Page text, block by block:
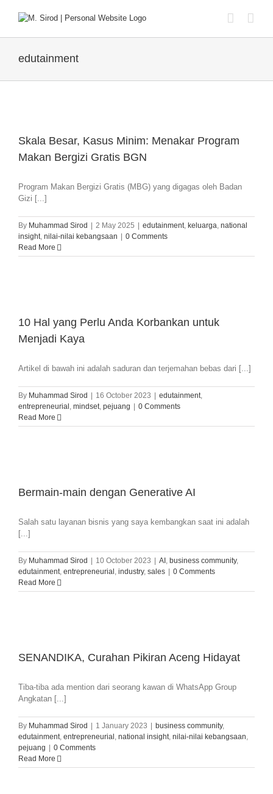
edutainment
Skala Besar, Kasus Minim: Menakar Program
Makan Bergizi Gratis BGN
Program Makan Bergizi Gratis (MBG) yang digagas oleh Badan
Gizi [...]
By Muhammad Sirod 2 May 2025 edutainment, keluarga, national
insight, nilai-nilai kebangsaan
0 Comments
Read More
10 Hal yang Perlu Anda Korbankan untuk
Menjadi Kaya
Artikel di bawah ini adalah saduran dan terjemahan bebas dari [...]
By Muhammad Sirod 16 October 2023 edutainment,
entrepreneurial , mindset, pejuang
0 Comments
Read More
Bermain-main dengan Generative AI
Salah satu layanan bisnis yang saya kembangkan saat ini adalah
[...]
By Muhammad Sirod 10 October 2023 AI , business community,
edutainment, entrepreneurial , industry, sales
0 Comments
Read More
SENANDIKA, Curahan Pikiran Aceng Hidayat
Tiba-tiba ada mention dari seorang kawan di WhatsApp Group
Angkatan [...]
By Muhammad Sirod 1 January 2023 business community,
edutainment, entrepreneurial , national insight, nilai-nilai kebangsaan,
pejuang
0 Comments
Read More